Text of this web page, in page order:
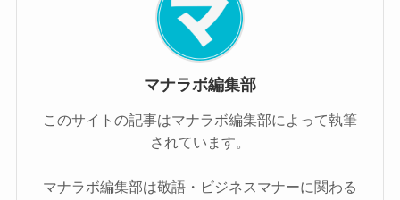
マナラボ編集部
このサイトの記事はマナラボ編集部によって執筆
されています。
マナラボ編集部は敬語・ビジネスマナーに関わる